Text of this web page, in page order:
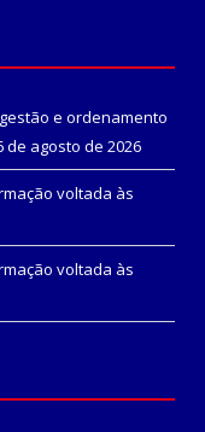
e ordenamento
de agosto de 2026
voltada às
voltada às